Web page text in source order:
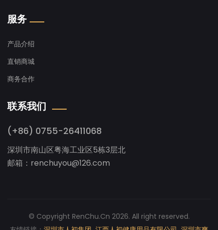
服务
产品介绍
直销商城
商务合作
联系我们
(+86) 0755-26411068
深圳市南山区粤海工业区5栋3层北
邮箱：renchuyou@126.com
© Copyright RenChu.Cn 2026. All right reserved.